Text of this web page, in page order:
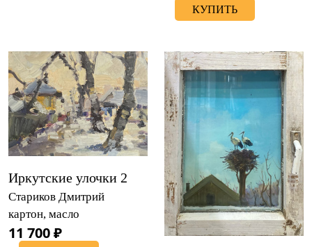
КУПИТЬ
Иркутские улочки 2
Стариков Дмитрий
картон, масло
11 700 ₽